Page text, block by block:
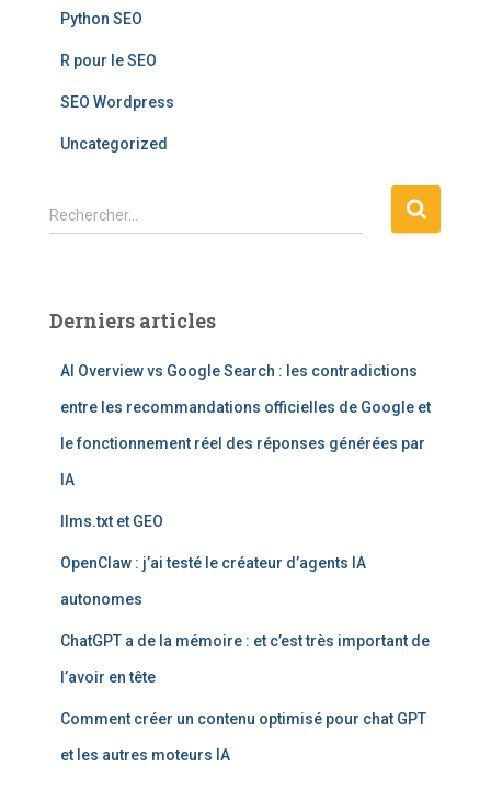
Python SEO
R pour le SEO
SEO Wordpress
Uncategorized
R
e
r
Rechercher…
Derniers articles
AI Overview vs Google Search : les contradictions
entre les recommandations officielles de Google et
le fonctionnement réel des réponses générées par
IA
llms.txt et GEO
OpenClaw : j’ai testé le créateur d’agents IA
autonomes
ChatGPT a de la mémoire : et c’est très important de
l’avoir en tête
Comment créer un contenu optimisé pour chat GPT
et les autres moteurs IA